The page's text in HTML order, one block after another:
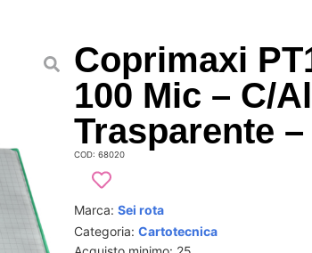
Coprimaxi
100 Mic – C/
Trasparente
COD: 68020
Marca: Sei rota
Categoria: Cartotecnica